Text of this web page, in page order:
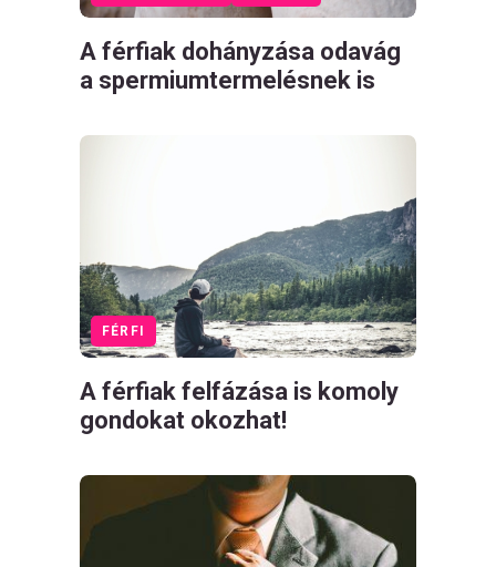
A férfiak dohányzása odavág
a spermiumtermelésnek is
FÉRFI
A férfiak felfázása is komoly
gondokat okozhat!